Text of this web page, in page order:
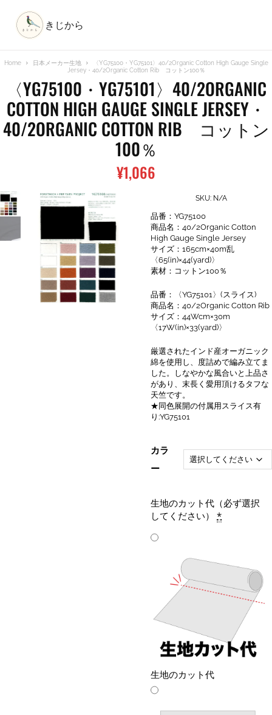
きじから
Home 日本メーカー生地
〈YG75100・YG75101〉40/2Organic Cotton High Gauge Single
Jersey・40/2Organic Cotton Rib コットン100％
〈YG75100・YG75101〉40/2ORGANIC
COTTON HIGH GAUGE SINGLE JERSEY・
40/2ORGANIC COTTON RIB コットン
100％
¥1,066
SKU: N/A
品番：YG75100
商品名：40/2Organic Cotton
High Gauge Single Jersey
サイズ：165cm×40m乱
〈65(in)×44(yard)〉
素材：コットン100％
品番：〈YG75101〉(スライス)
商品名：40/2Organic Cotton Rib
サイズ：44Wcm×30m
〈17W(in)×33(yard)〉
厳選されたインド産オーガニック
綿を使用し、度詰めで編み立てま
した。しなやかな風合いと上品さ
があり、末長く愛用頂けるタフな
天竺です。
★同色展開の付属用スライス有
り:YG75101
カラ
ー
生地のカット代（必ず選択
してください）
*
生地のカット代